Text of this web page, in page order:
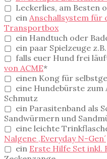
▢ Leckerlies, am Besten
▢ ein Anschallsystem für
Transportbox
▢ ein Handtuch oder
▢ ein paar Spielzeuge z.B.
▢ falls euer Hund frei
von ACME*
▢ einen Kong für
▢ eine Hundebürste zum
Schmutz
▢ ein Parasitenband als
Sandwürmern und
▢ eine leichte
Nalgene ‚Everyday N-Gen´
▢ ein Erste Hilfe Set inkl.